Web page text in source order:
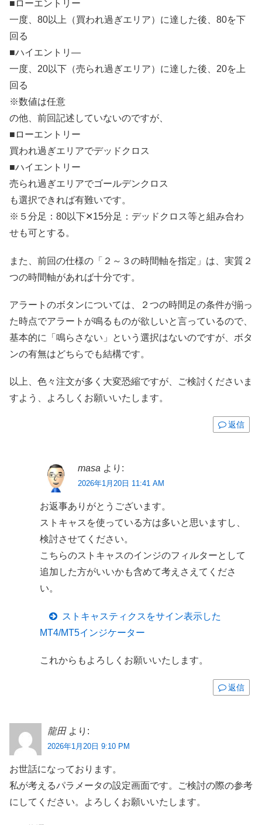
■ローエントリー
一度、80以上（買われ過ぎエリア）に達した後、80を下
回る
■ハイエントリ―
一度、20以下（売られ過ぎエリア）に達した後、20を上
回る
※数値は任意
の他、前回記述していないのですが、
■ローエントリー
買われ過ぎエリアでデッドクロス
■ハイエントリー
売られ過ぎエリアでゴールデンクロス
も選択できれば有難いです。
※５分足：80以下✕15分足：デッドクロス等と組み合わ
せも可とする。
また、前回の仕様の「２～３の時間軸を指定」は、実質２
つの時間軸があれば十分です。
アラートのボタンについては、２つの時間足の条件が揃っ
た時点でアラートが鳴るものが欲しいと言っているので、
基本的に「鳴らさない」という選択はないのですが、ボタ
ンの有無はどちらでも結構です。
以上、色々注文が多く大変恐縮ですが、ご検討くださいま
すよう、よろしくお願いいたします。
返信
masa より:
2026年1月20日 11:41 AM
お返事ありがとうございます。
ストキャスを使っている方は多いと思いますし、
検討させてください。
こちらのストキャスのインジのフィルターとして
追加した方がいいかも含めて考えさえてくださ
い。
ストキャスティクスをサイン表示した
MT4/MT5インジケーター
これからもよろしくお願いいたします。
返信
龍田 より:
2026年1月20日 9:10 PM
お世話になっております。
私が考えるパラメータの設定画面です。ご検討の際の参考
にしてください。よろしくお願いいたします。